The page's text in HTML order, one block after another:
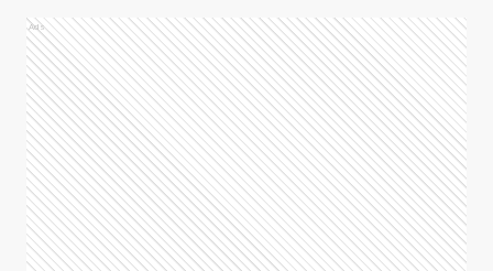
Ads